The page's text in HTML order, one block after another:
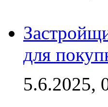
для
5.6.2025,